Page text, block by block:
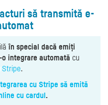
să transmită e-
în special dacă emiți
integrare automată cu
Stripe.
cu Stripe să emită
cu cardul.